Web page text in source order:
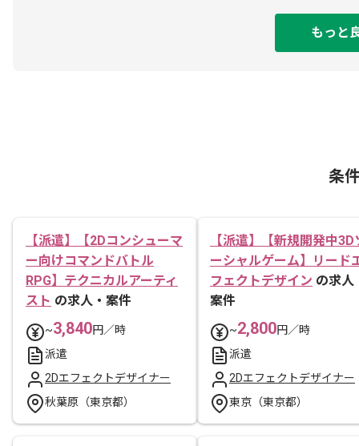
もっと
条
【派遣】【2Dコンシューマ
ー向けコマンドバトル
RPG】テクニカルアーティ
スト の求人・案件
~3,840円／時
派遣
2Dエフェクトデザイナー
秋葉原（東京都）
【派遣】【新規開発中3D
ーシャルゲーム】リード
フェクトデザイン の求人
案件
~2,800円／時
派遣
2Dエフェクトデザイナー
東京（東京都）